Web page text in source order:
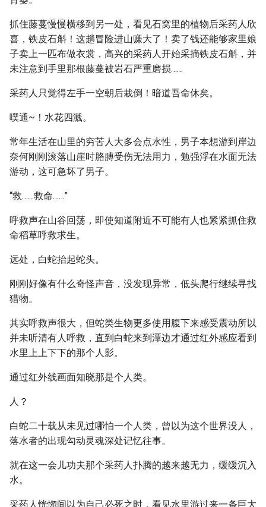
抓住藤蔓慢慢横移到另一处，看见石窝里的植物后采药人欣
喜，铁皮石斛！这趟冒险进山赚大了！卖了钱还能够家里娘
子卖上一匹布做衣裳，高兴的采药人开始采摘铁皮石斛，并
未注意到手里那根藤蔓被岩石严重磨损……
采药人只觉得左手一空朝后栽倒！暗道吾命休矣。
噗通~！水花四溅。
常年生活在山里的穷苦人大多会点水性，男子本想游到岸边
奈何刚刚滚落山崖时胳膊受伤无法用力，勉强浮在水面无法
游动，这可急坏了男子。
“救……救命……”
呼救声在山谷回荡，即使知道附近不可能有人也紧紧抓住救
命稻草呼救求生。
远处，白蛇抬起蛇头。
刚刚好像有什么奇怪声音，没发现异常，低头爬行继续寻找
猎物。
其实呼救声很大，但蛇类生物更多使用腹下来感受震动所以
并未听清有人呼救，直到白蛇来到潭边才通过红外感应看到
水里上上下下的那个人影。
通过红外线画面知晓那是个人类。
人？
白蛇二十载从未见过哪怕一个人类，曾以为这个世界没人，
落水者的出现勾动灵魂深处记忆往事。
就在这一会儿功夫那个采药人扑腾的越来越无力，缓缓沉入
水。
采药人恍惚间以为自己必死之时，看见水里游过来一条巨大